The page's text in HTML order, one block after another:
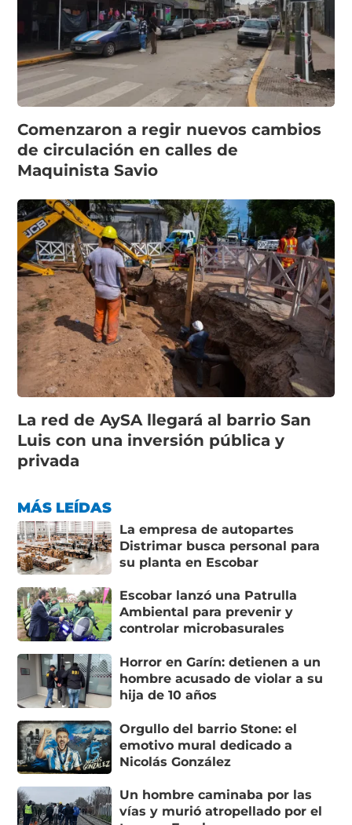
Comenzaron a regir nuevos cambios
de circulación en calles de
Maquinista Savio
La red de AySA llegará al barrio San
Luis con una inversión pública y
privada
MÁS LEÍDAS
La empresa de autopartes
Distrimar busca personal para
su planta en Escobar
Escobar lanzó una Patrulla
Ambiental para prevenir y
controlar microbasurales
Horror en Garín: detienen a un
hombre acusado de violar a su
hija de 10 años
Orgullo del barrio Stone: el
emotivo mural dedicado a
Nicolás González
Un hombre caminaba por las
vías y murió atropellado por el